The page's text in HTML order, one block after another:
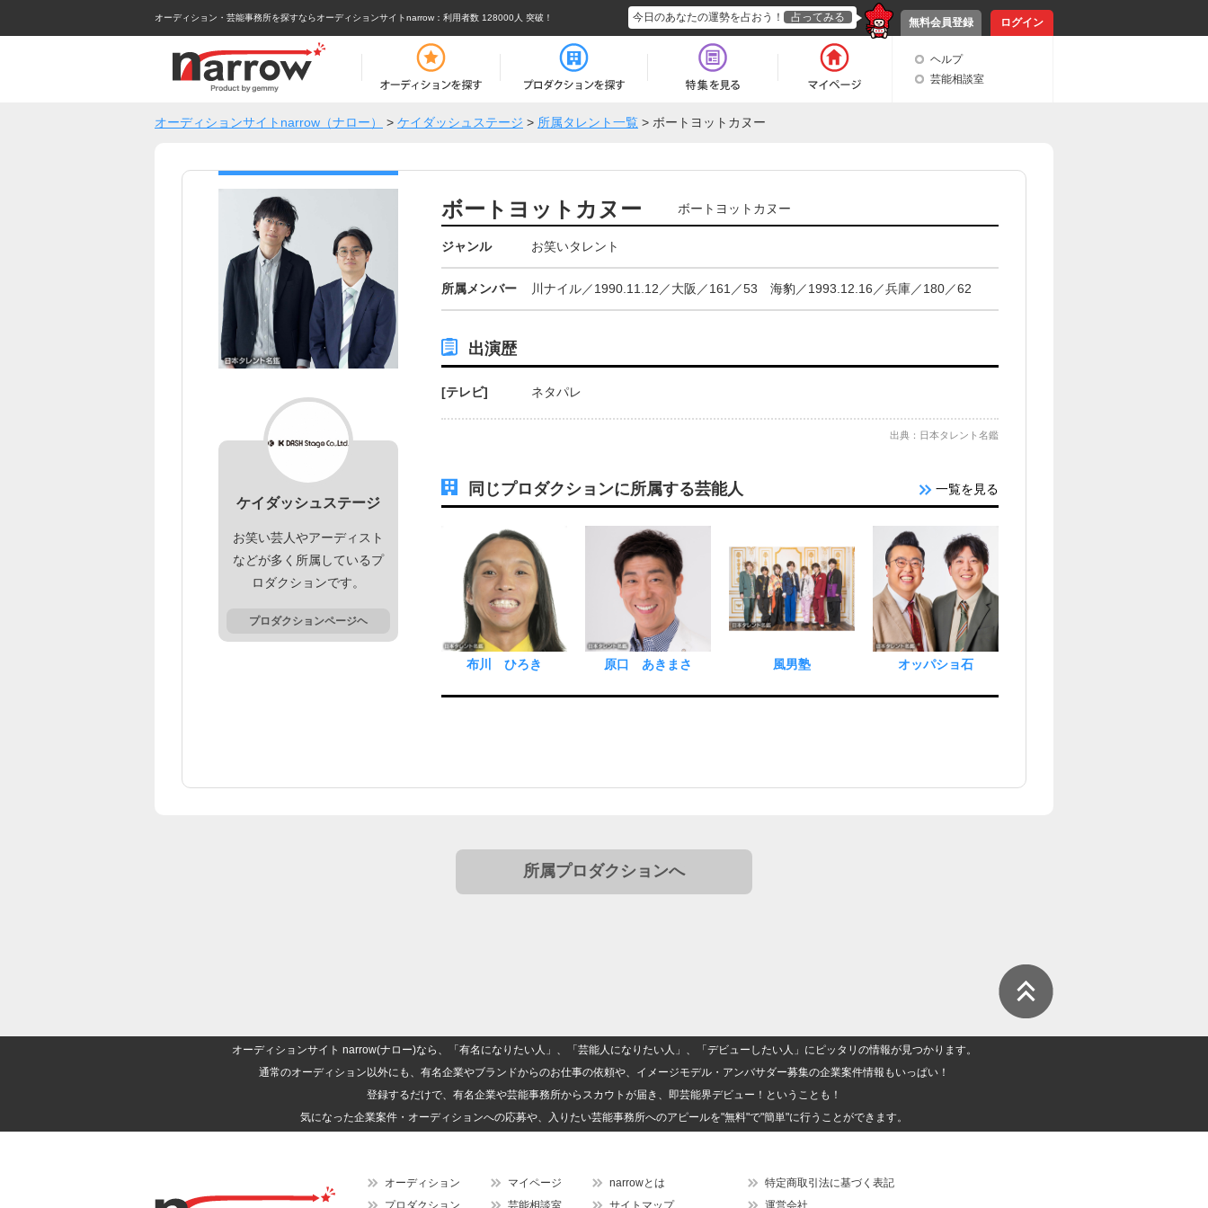
オーディション・芸能事務所を探すならオーディションサイトnarrow ：利用者数 128000人 突破！ 無料会員登録 ログイン
今日のあなたの運勢を占おう！ 占ってみる
ヘルプ
芸能相談室
オーディションサイトnarrow（ナロー） > ケイダッシュステージ > 所属タレント一覧 > ボートヨットカヌー
ケイダッシュステージ
お笑い芸人やアーディスト
などが多く所属しているプ
ロダクションです。
プロダクションページヘ
ボートヨットカヌー ボートヨットカヌー
ジャンル お笑いタレント
所属メンバー 川ナイル／1990.11.12／大阪／161／53 海豹／1993.12.16／兵庫／180／62
出演歴
[テレビ] ネタパレ
出典：日本タレント名鑑
同じプロダクションに所属する芸能人 一覧を見る
布川 ひろき 原口 あきまさ 風男塾 オッパショ石
所属プロダクションへ
オーディションサイト narrow(ナロー)なら、「有名になりたい人」、「芸能人になりたい人」、「デビューしたい人」にピッタリの情報が見つかります。
通常のオーディション以外にも、有名企業やブランドからのお仕事の依頼や、イメージモデル・アンバサダー募集の企業案件情報もいっぱい！
登録するだけで、有名企業や芸能事務所からスカウトが届き、即芸能界デビュー！ということも！
気になった企業案件・オーディションへの応募や、入りたい芸能事務所へのアピールを"無料"で"簡単"に行うことができます。
オーディション
プロダクション
マイページ
芸能相談室
narrowとは
サイトマップ
特定商取引法に基づく表記
運営会社